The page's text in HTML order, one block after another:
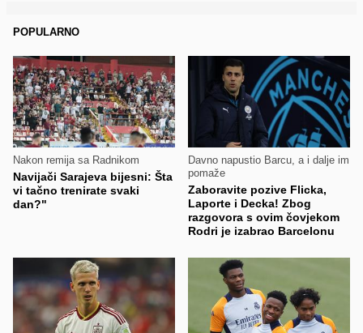
POPULARNO
Nakon remija sa Radnikom
Navijači Sarajeva bijesni: Šta
vi tačno trenirate svaki
dan?"
Davno napustio Barcu, a i dalje im
pomaže
Zaboravite pozive Flicka,
Laporte i Decka! Zbog
razgovora s ovim čovjekom
Rodri je izabrao Barcelonu